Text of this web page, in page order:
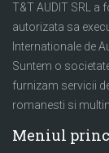
T&T AUDIT SRL
autorizata sa
Internationale de
Suntem o
furnizam servicii
romanesti si
Meniul